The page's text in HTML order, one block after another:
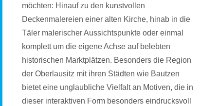
möchten: Hinauf zu den kunstvollen
Deckenmalereien einer alten Kirche, hinab in die
Täler malerischer Aussichtspunkte oder einmal
komplett um die eigene Achse auf belebten
historischen Marktplätzen. Besonders die Region
der Oberlausitz mit ihren Städten wie Bautzen
bietet eine unglaubliche Vielfalt an Motiven, die in
dieser interaktiven Form besonders eindrucksvoll